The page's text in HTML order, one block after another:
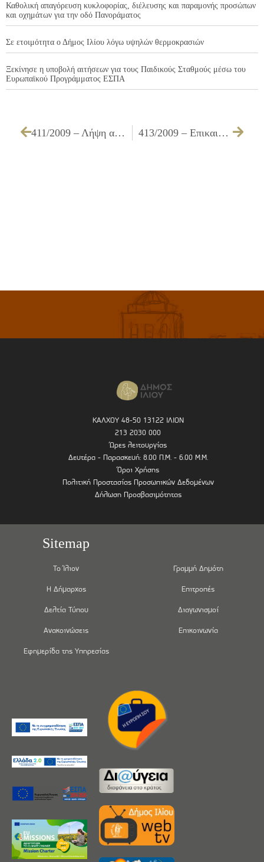
Καθολική απαγόρευση κυκλοφορίας, διέλευσης και παραμονής προσώπων
και οχημάτων για την οδό Πανοράματος
Σε ετοιμότητα ο Δήμος Ιλίου λόγω υψηλών θερμοκρασιών
Ξεκίνησε η υποβολή αιτήσεων για τους Παιδικούς Σταθμούς μέσω του
Ευρωπαϊκού Προγράμματος ΕΣΠΑ
411/2009 – Λήψη απόφασης για ακαταλληλότητα ή ασύμφορη κυκλοφορίας οχημάτων 413/2009 – Επικαιροποίηση της υπ’ αριθμ. 066/12-02-2009 Απόφασης Δημοτικού Συμβουλίου
ΚΑΛΧΟΥ 48-50 13122 ΙΛΙΟΝ
213 2030 000
Ώρες λειτουργίας
Δευτέρα - Παρασκευή: 8.00 Π.Μ. - 6.00 Μ.Μ.
Όροι Χρήσης
Πολιτική Προστασίας Προσωπικών Δεδομένων
Δήλωση Προσβασιμότητας
Sitemap
Το Ίλιον
Η Δήμαρχος
Δελτία Τύπου
Ανακοινώσεις
Εφημερίδα της Υπηρεσίας
Γραμμή Δημότη
Επιτροπές
Διαγωνισμοί
Επικοινωνία